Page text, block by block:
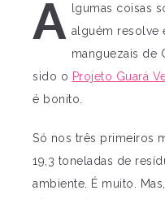
A
lgumas coisas
alguém resolve
manguezais de
sido o Projeto Guará
é bonito.
Só nos três primeiros
19,3 toneladas de
ambiente. É muito.